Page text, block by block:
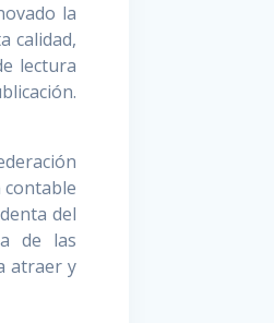
la
calidad,
lectura
del
de las
atraer y